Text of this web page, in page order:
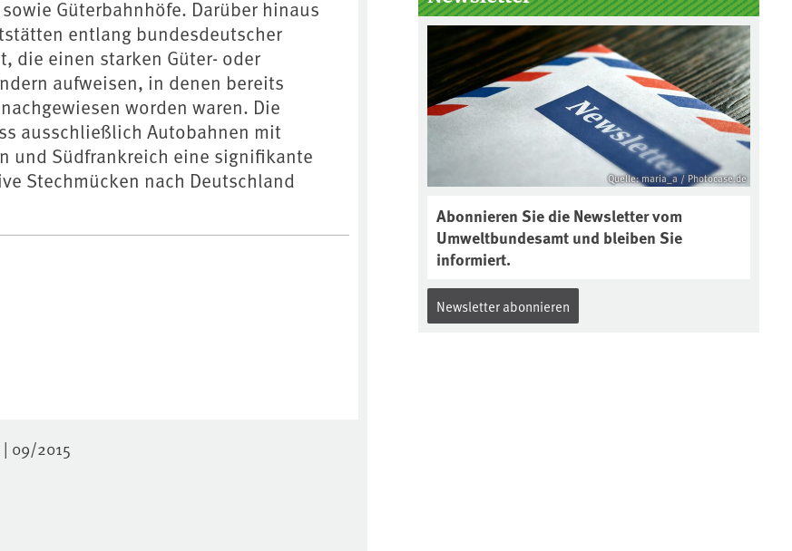
Güterbahnhöfe. Darüber hinaus
entlang bundesdeutscher
die einen starken Güter- oder
aufweisen, in denen bereits
worden waren. Die
ausschließlich Autobahnen mit
und Südfrankreich eine signifikante
Stechmücken nach Deutschland
09/2015
Boden des Jahres ausgewählt und
was passiert eigentlich während
eines solchen Bodenjahres? Infos
dazu gibt es im aktuellen Podcast
„Soilcast“. Jetzt reinhören:
https://soilcast.de/interview/sc20
2-interview-die-kuer-der-krume/
Quelle: maria_a / Photocase.de
Abonnieren Sie die Newsletter vom
Umweltbundesamt und bleiben Sie
informiert.
Newsletter abonnieren